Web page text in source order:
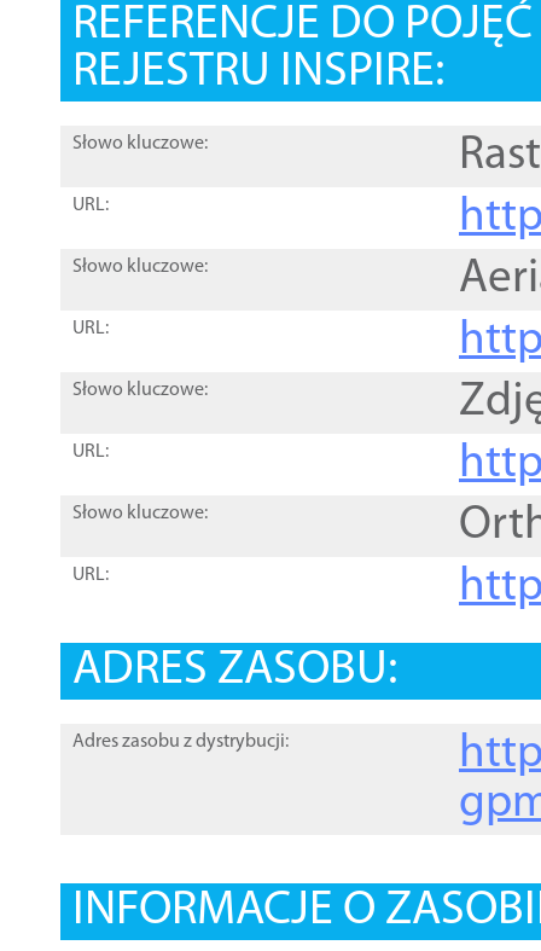
REFERENCJE DO
REJESTRU INSPIRE:
Słowo kluczowe:
URL:
Słowo kluczowe:
URL:
Słowo kluczowe:
URL:
Słowo kluczowe:
URL:
ADRES ZASOBU:
Adres zasobu z dystrybucji:
INFORMACJE O